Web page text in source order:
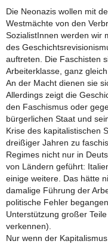
Die Neonazis wollen mit
Westmächte von den
SozialistInnen werden wir
des
auftreten. Die Faschisten
Arbeiterklasse, ganz
An der Macht dienen sie
Allerdings zeigt die
den Faschismus oder
bürgerlichen Staat und
Krise des kapitalistischen
dreißiger Jahren zu
Regimes nicht nur in
von Ländern geführt:
einige weitere. Das hätte
damalige Führung der
politische Fehler
Unterstützung großer
verkennen).
Nur wenn der